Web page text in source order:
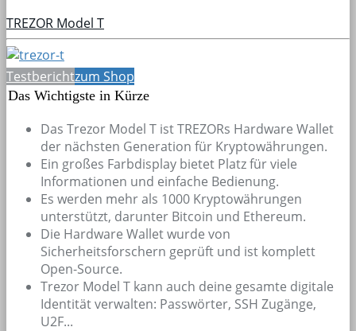
TREZOR Model T
Testberichtzum Shop
Das Wichtigste in Kürze
Das Trezor Model T ist TREZORs Hardware Wallet
der nächsten Generation für Kryptowährungen.
Ein großes Farbdisplay bietet Platz für viele
Informationen und einfache Bedienung.
Es werden mehr als 1000 Kryptowährungen
unterstützt, darunter Bitcoin und Ethereum.
Die Hardware Wallet wurde von
Sicherheitsforschern geprüft und ist komplett
Open-Source.
Trezor Model T kann auch deine gesamte digitale
Identität verwalten: Passwörter, SSH Zugänge,
U2F...